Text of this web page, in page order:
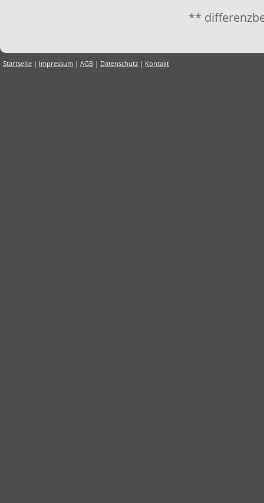
**
Startseite | Impressum | AGB | Datenschutz | Kontakt